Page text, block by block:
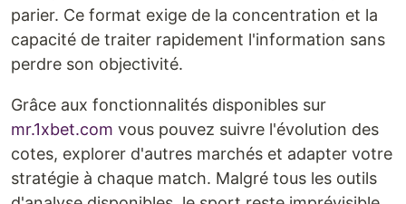
parier. Ce format exige de la concentration et la
capacité de traiter rapidement l'information sans
perdre son objectivité.
Grâce aux fonctionnalités disponibles sur
mr.1xbet.com vous pouvez suivre l'évolution des
cotes, explorer d'autres marchés et adapter votre
stratégie à chaque match. Malgré tous les outils